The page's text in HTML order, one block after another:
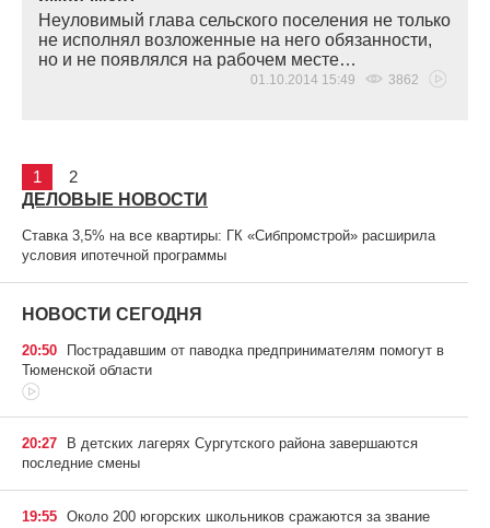
Неуловимый глава сельского поселения не только
не исполнял возложенные на него обязанности,
но и не появлялся на рабочем месте…
01.10.2014 15:49 3862
1 2
ДЕЛОВЫЕ НОВОСТИ
Ставка 3,5% на все квартиры: ГК «Сибпромстрой» расширила
условия ипотечной программы
НОВОСТИ СЕГОДНЯ
20:50
Пострадавшим от паводка предпринимателям помогут в
Тюменской области
20:27
В детских лагерях Сургутского района завершаются
последние смены
19:55 Около 200 югорских школьников сражаются за звание